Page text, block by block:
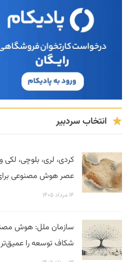
انتخاب سردبیر
کردی، لری، بلوچی، لکی
عصر هوش مصنوعی برای
۱۴ مرداد ۱۴۰۵
سازمان ملل: هوش
شکاف توسعه را